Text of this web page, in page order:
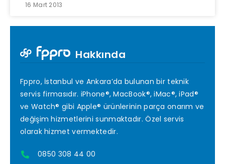
16 Mart 2013
Hakkında
Fppro, İstanbul ve Ankara’da bulunan bir teknik
servis firmasıdır. iPhone®, MacBook®, iMac®, iPad®
ve Watch® gibi Apple® ürünlerinin parça onarım ve
değişim hizmetlerini sunmaktadır. Özel servis
olarak hizmet vermektedir.
0850 308 44 00